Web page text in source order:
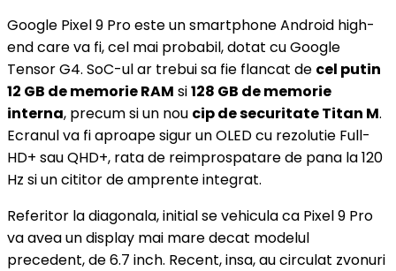
Google Pixel 9 Pro este un smartphone Android high-
end care va fi, cel mai probabil, dotat cu Google
Tensor G4. SoC-ul ar trebui sa fie flancat de cel putin
12 GB de memorie RAM si128 GB de memorie
interna, precum si un nou cip de securitate Titan M.
Ecranul va fi aproape sigur un OLED cu rezolutie Full-
HD+ sau QHD+, rata de reimprospatare de pana la 120
Hz si un cititor de amprente integrat.
Referitor la diagonala, initial se vehicula ca Pixel 9 Pro
va avea un display mai mare decat modelul
precedent, de 6.7 inch. Recent, insa, au circulat zvonuri